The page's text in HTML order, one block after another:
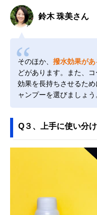
鈴木 珠美さん
そのほか、 撥水効果が
どがあります。また、
効果を長持ちさせるため
ャンプーを選びましょう
Q３、上手に使い分